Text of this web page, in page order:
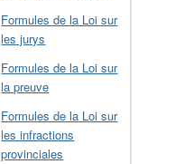
Formules de la Loi sur
les jurys
Formules de la Loi sur
la preuve
Formules de la Loi sur
les infractions
provinciales